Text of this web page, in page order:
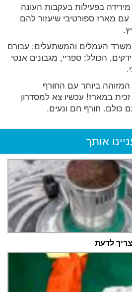
בפעילות בעקבות העונה
מארז ספורטיבי שיעזור להם
העמלים והמשתעלים: עבורם
הכולל: ספריי, מגבונים אנטי
ביותר עם החורף
במארז! עכשיו צא למסדרון
כולם. חורף חם ונעים.
אותך
לדעת